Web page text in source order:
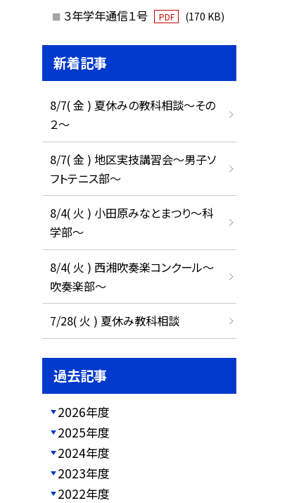
３年学年通信１号 PDF (170 KB)
新着記事
8/7( 金 ) 夏休みの教科相談～その
２～
8/7( 金 ) 地区実技講習会～男子ソ
フトテニス部～
8/4( 火 ) 小田原みなとまつり～科
学部～
8/4( 火 ) 西湘吹奏楽コンクール～
吹奏楽部～
7/28( 火 ) 夏休み教科相談
過去記事
2026年度
2025年度
2024年度
2023年度
2022年度